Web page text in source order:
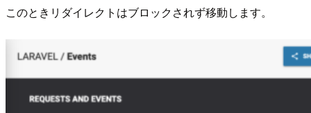
このときリダイレクトはブロックされず移動します。